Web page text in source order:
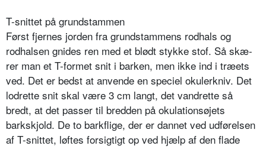
T-snittet på grundstammen
Først fjernes jorden fra grundstammens rodhals og
rodhalsen gnides ren med et blødt stykke stof. Så skæ­
rer man et T-formet snit i barken, men ikke ind i træets
ved. Det er bedst at anvende en speciel okulerkniv. Det
lodrette snit skal være 3 cm langt, det vandrette så
bredt, at det passer til bredden på okulationsøjets
barkskjold. De to barkflige, der er dannet ved udførel­sen
af T-snittet, løftes forsigtigt op ved hjælp af den flade